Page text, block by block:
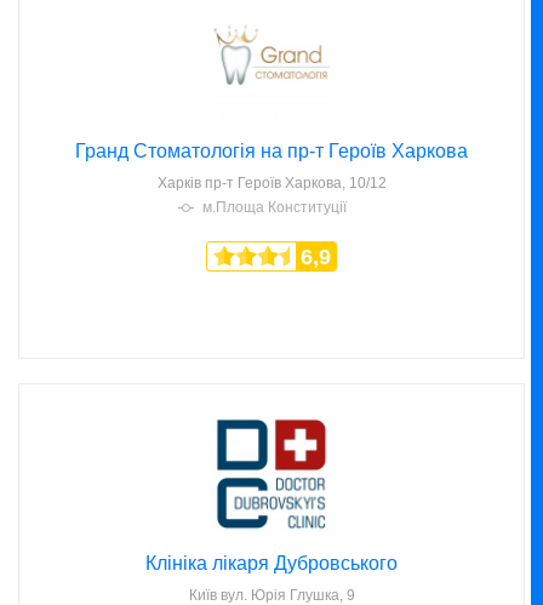
Гранд Стоматологія на пр-т Героїв Харкова
Харків пр-т Героїв Харкова, 10/12
м.Площа Конституції
6,9
Клініка лікаря Дубровського
Київ вул. Юрія Глушка, 9